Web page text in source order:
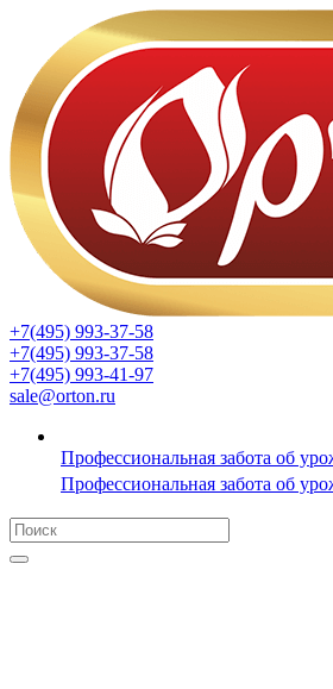
+7(495) 993-37-58
+7(495) 993-37-58
+7(495) 993-41-97
sale@orton.ru
Профессиональная забота об
Профессиональная забота об